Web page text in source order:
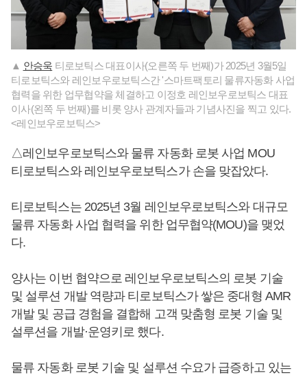
▲ 안승욱 티로보틱스 대표이사(오른쪽 두 번째)가 2025년 3월5일
티로보틱스와 레인보우로보틱스간 '스마트팩토리 물류자동화 사업
협력을 위한 업무협약을 체결하고 이정호 레인보우로보틱스 대표
이사(왼쪽 두 번째)를 비롯 양사 관계자들과 기념사진을 찍고 있다.
<레인보우로보틱스>
△레인보우로보틱스와 물류 자동화 로봇 사업 MOU
티로보틱스와 레인보우로보틱스가 손을 맞잡았다.
티로보틱스는 2025년 3월 레인보우로보틱스와 대규모
물류 자동화 사업 협력을 위한 업무협약(MOU)을 맺었
다.
양사는 이번 협약으로 레인보우로보틱스의 로봇 기술
및 설루션 개발 역량과 티로보틱스가 쌓은 중대형 AMR
개발 및 공급 경험을 결합해 고객 맞춤형 로봇 기술 및
설루션을 개발·운영키로 했다.
물류 자동화 로봇 기술 및 설루션 수요가 급증하고 있는